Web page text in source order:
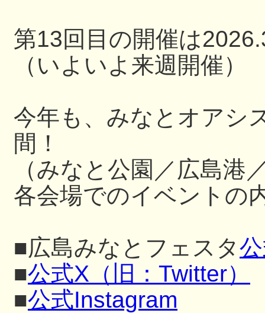
第13回目の開催は
（いよいよ来週開催）
今年も、みなとオアシ
間！
（みなと公園／広島港
各会場でのイベントの
■広島みなとフェスタ
■公式X（旧：Twitter）
■公式Instagram